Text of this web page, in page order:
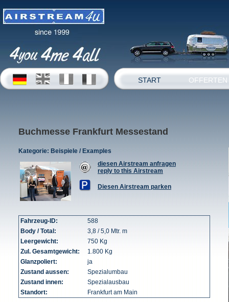
START OFFERTEN
Buchmesse Frankfurt Messestand
Kategorie: Beispiele / Examples
diesen Airstream anfragen
reply to this Airstream
Diesen Airstream parken
Fahrzeug-ID:
588
Body / Total:
3,8 / 5,0 Mtr. m
Leergewicht:
750 Kg
Zul. Gesamtgewicht:
1.800 Kg
Glanzpoliert:
ja
Zustand aussen:
Spezialumbau
Zustand innen:
Spezialausbau
Standort:
Frankfurt am Main